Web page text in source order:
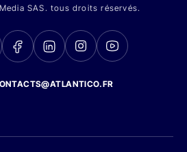
SAS. tous droits réservés.